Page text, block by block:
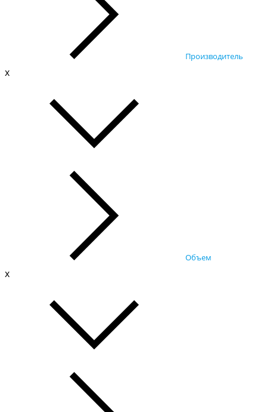
Производитель
x
Объем
x